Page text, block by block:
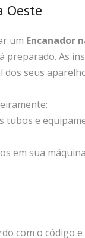
Oeste
um Encanador
As
seus
tubos e
em sua
com o código